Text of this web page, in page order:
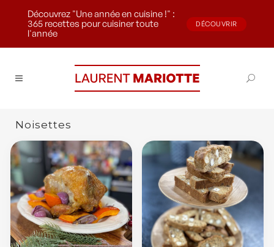
Découvrez "Une année en cuisine !" :
365 recettes pour cuisiner toute
l'année
DÉCOUVRIR
Noisettes